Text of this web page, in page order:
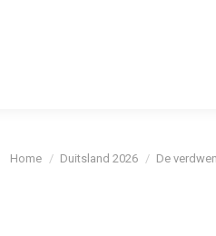
Je bent hier:
Home Duitsland 2026 De